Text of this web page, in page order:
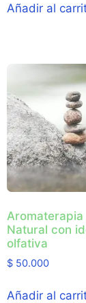
Añadir al
Aromaterapia
Natural con
olfativa
$ 50.000
Añadir al